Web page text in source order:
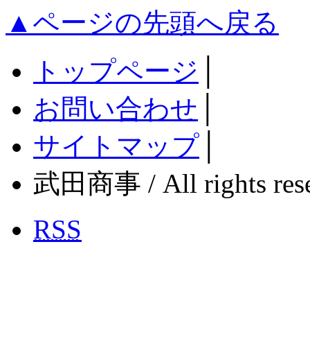
▲ページの先頭へ戻る
トップページ
お問い合わせ
サイトマップ
武田商事 / All rights
RSS